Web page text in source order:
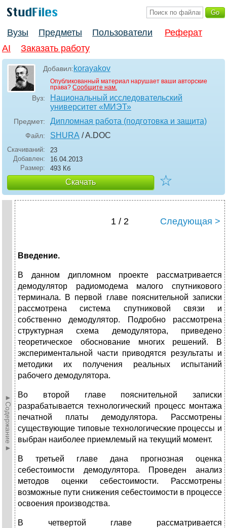
Вузы Предметы Пользователи
Реферат
AI
Заказать работу
Добавил:korayakov
Опубликованный материал нарушает ваши авторские
права? Сообщите нам.
Вуз:
Национальный исследовательский
университет «МИЭТ»
Предмет: Дипломная работа (подготовка и защита)
Файл: SHURA / A.DOC
Скачиваний:
23
Добавлен:
16.04.2013
Размер:
493 Кб
Скачать ☆
►Содержание►
1 / 2 Следующая >
Введение.
В данном дипломном проекте рассматривается
демодулятор радиомодема малого спутникового
терминала. В первой главе пояснительной записки
рассмотрена система спутниковой связи и
собственно демодулятор. Подробно рассмотрена
структурная схема демодулятора, приведено
теоретическое обоснование многих решений. В
экспериментальной части приводятся результаты и
методики их получения реальных испытаний
рабочего демодулятора.
Во второй главе пояснительной записки
разрабатывается технологический процесс монтажа
печатной платы демодулятора. Рассмотрены
существующие типовые технологические процессы и
выбран наиболее приемлемый на текущий момент.
В третьей главе дана прогнозная оценка
себестоимости демодулятора. Проведен анализ
методов оценки себестоимости. Рассмотрены
возможные пути снижения себестоимости в процессе
освоения производства.
В четвертой главе рассматривается